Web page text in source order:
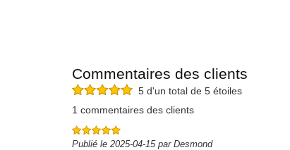
Commentaires des clients
5 d'un total de 5 étoiles
1 commentaires des clients
Publié le 2025-04-15 par Desmond